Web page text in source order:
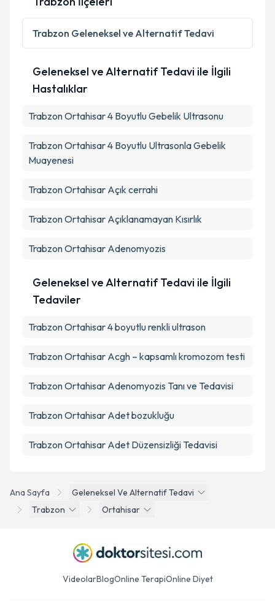
Ana Sayfa
Geleneksel Ve Alternatif Tedavi
Trabzon
Ortahisar
Trabzon Geleneksel ve Alternatif Tedavi
Geleneksel ve Alternatif Tedavi ile İlgili
Hastalıklar
Trabzon Ortahisar 4 Boyutlu Gebelik Ultrasonu
Trabzon Ortahisar 4 Boyutlu Ultrasonla Gebelik
Muayenesi
Trabzon Ortahisar Açık cerrahi
Trabzon Ortahisar Açıklanamayan Kısırlık
Trabzon Ortahisar Adenomyozis
Geleneksel ve Alternatif Tedavi ile İlgili
Tedaviler
Trabzon Ortahisar 4 boyutlu renkli ultrason
Trabzon Ortahisar Acgh – kapsamlı kromozom testi
Trabzon Ortahisar Adenomyozis Tanı ve Tedavisi
Trabzon Ortahisar Adet bozukluğu
Trabzon Ortahisar Adet Düzensizliği Tedavisi
VideolarBlogOnline TerapiOnline Diyet